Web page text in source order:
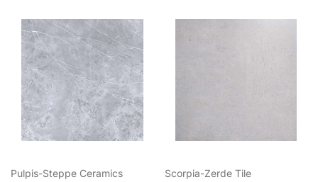
Pulpis-Steppe Ceramics Scorpia-Zerde Tile